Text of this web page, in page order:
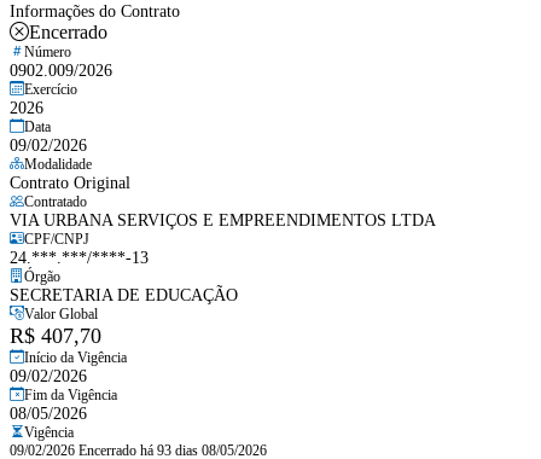
Informações do Contrato
Encerrado
Número
0902.009/2026
Exercício
2026
Data
09/02/2026
Modalidade
Contrato Original
Contratado
VIA URBANA SERVIÇOS E EMPREENDIMENTOS LTDA
CPF/CNPJ
24.***.***/****-13
Órgão
SECRETARIA DE EDUCAÇÃO
Valor Global
R$ 407,70
Início da Vigência
09/02/2026
Fim da Vigência
08/05/2026
Vigência
09/02/2026 Encerrado há 93 dias 08/05/2026